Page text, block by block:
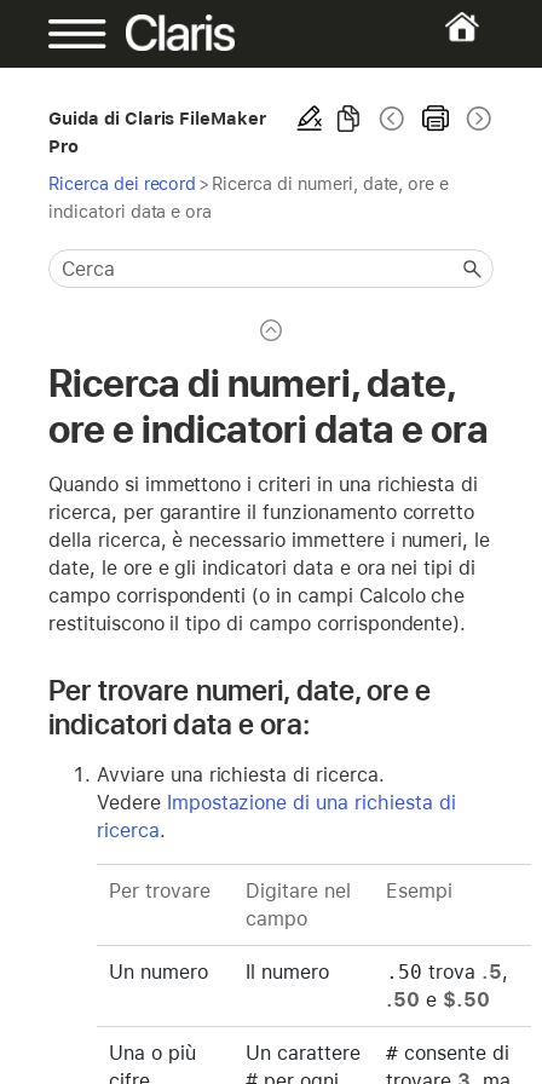
Guida di Claris FileMaker
Pro
Ricerca dei record > Ricerca di numeri, date, ore e
indicatori data e ora
Ricerca di numeri, date,
ore e indicatori data e ora
Quando si immettono i criteri in una richiesta di
ricerca, per garantire il funzionamento corretto
della ricerca, è necessario immettere i numeri, le
date, le ore e gli indicatori data e ora nei tipi di
campo corrispondenti (o in campi Calcolo che
restituiscono il tipo di campo corrispondente).
Per trovare numeri, date, ore e
indicatori data e ora:
Avviare una richiesta di ricerca.
Vedere Impostazione di una richiesta di
ricerca.
Per trovare
Digitare nel
campo
Esempi
Un numero Il numero .50 trova .5,
.50 e $.50
Una o più
Un carattere
#consente di